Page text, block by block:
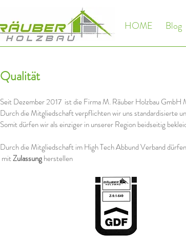
HOME Blog
Qualität
Seit Dezember 2017 ist die Firma M. Räuber Holzbau
Durch die Mitgliedschaft verpflichten wir uns standardisierte
Somit dürfen wir als einziger in unserer Region beidseitig
Durch die Mitgliedschaft im High Tech Abbund Verband
mitZulassungherstellen